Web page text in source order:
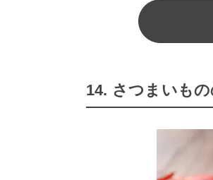
14. さつまいも